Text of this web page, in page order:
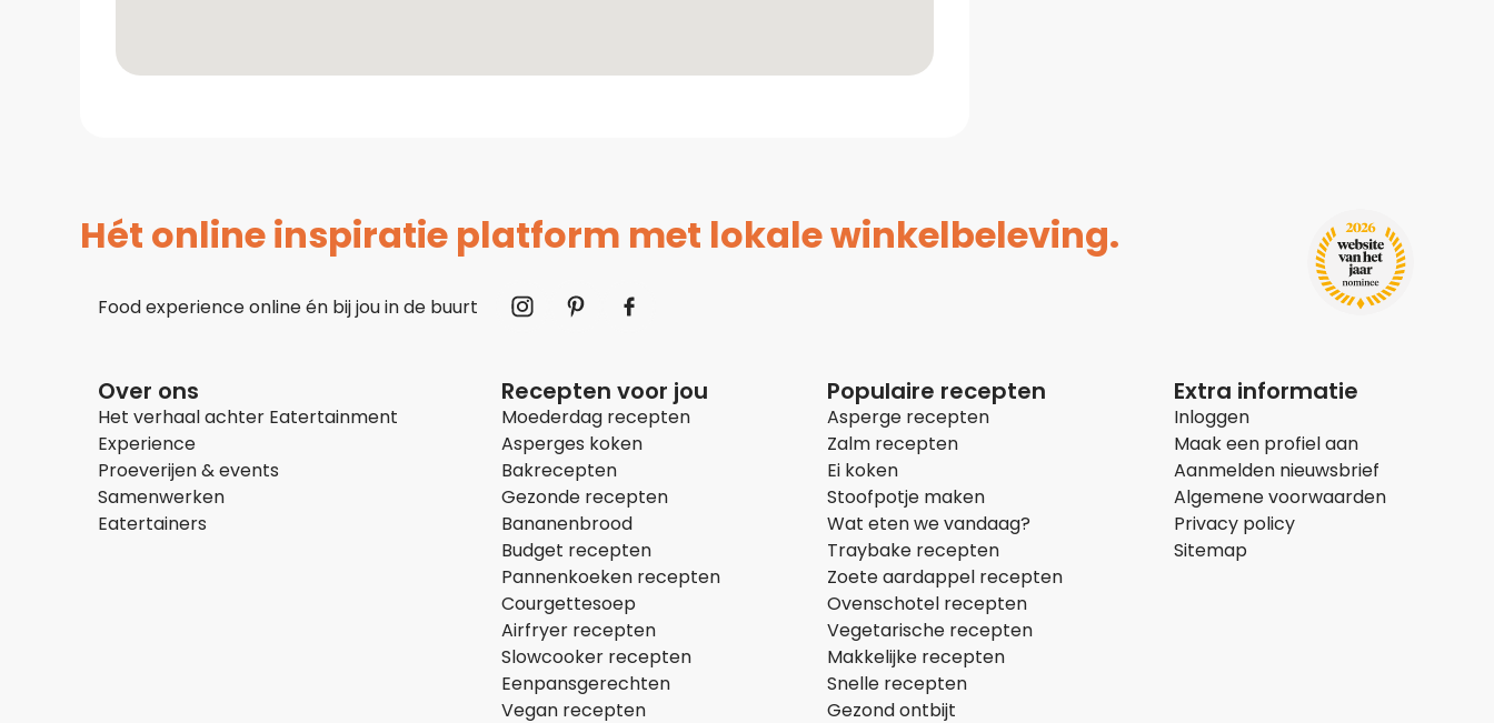
Hét online inspiratie platform met lokale winkelbeleving.
Food experience online én bij jou in de buurt
Over ons
Het verhaal achter Eatertainment
Experience
Proeverijen & events
Samenwerken
Eatertainers
Recepten voor jou
Moederdag recepten
Asperges koken
Bakrecepten
Gezonde recepten
Bananenbrood
Budget recepten
Pannenkoeken recepten
Courgettesoep
Airfryer recepten
Slowcooker recepten
Eenpansgerechten
Vegan recepten
Populaire recepten
Asperge recepten
Zalm recepten
Ei koken
Stoofpotje maken
Wat eten we vandaag?
Traybake recepten
Zoete aardappel recepten
Ovenschotel recepten
Vegetarische recepten
Makkelijke recepten
Snelle recepten
Gezond ontbijt
Extra informatie
Inloggen
Maak een profiel aan
Aanmelden nieuwsbrief
Algemene voorwaarden
Privacy policy
Sitemap